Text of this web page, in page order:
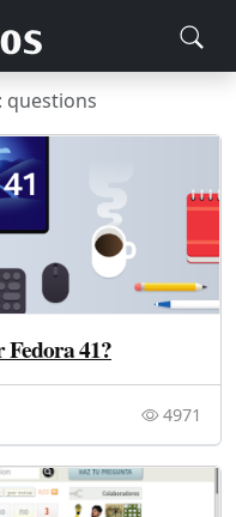
questions
Fedora 41?
4971